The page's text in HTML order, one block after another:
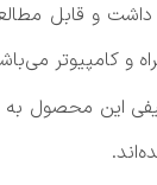
داشت و قابل
و کامپیوتر
این محصول